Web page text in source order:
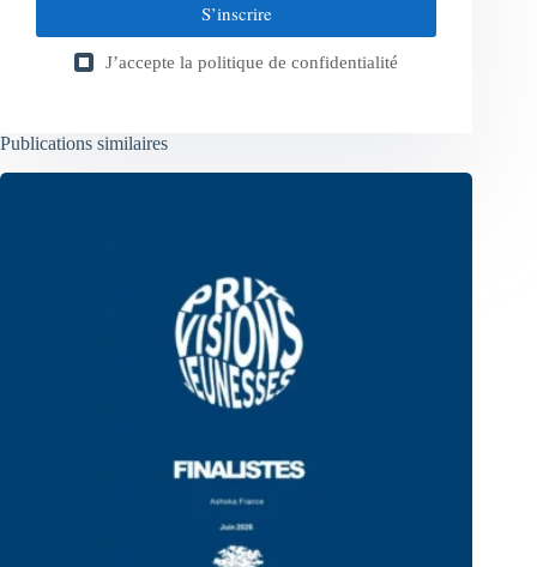
S’inscrire
J’accepte la politique de confidentialité
Publications similaires